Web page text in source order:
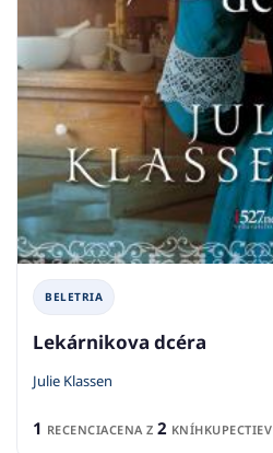
BELETRIA
Lekárnikova dcéra
Julie Klassen
1 RECENCIACENA Z 2 KNÍHKUPECTIEV